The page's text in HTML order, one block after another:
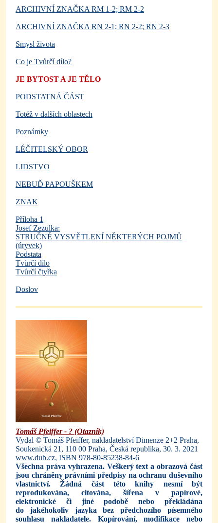
ARCHIVNÍ ZNAČKA RM 1-2; RM 2-2
ARCHIVNÍ ZNAČKA RN 2-1; RN 2-2; RN 2-3
Smysl života
Co je Tvůrčí dílo?
JE BYTOST A JE TĚLO
PODSTATNÁ ČÁST
Totéž v dalších oblastech
Poznámky
LÉČITELSKÝ OBOR
LIDSTVO
NEBUĎ PAPOUŠKEM
ZNAK
Příloha 1
Josef Zezulka:
STRUČNÉ VYSVĚTLENÍ NĚKTERÝCH POJMŮ
(úryvek)
Podstata
Tvůrčí dílo
Tvůrčí čtyřka
Doslov
Tomáš Pfeiffer - ? (Otazník)
Vydal © Tomáš Pfeiffer, nakladatelství Dimenze 2+2 Praha,
Soukenická 21, 110 00 Praha, Česká republika, 30. 3. 2021
www.dub.cz, ISBN 978-80-85238-84-6
Všechna práva vyhrazena. Veškerý text a obrazová část
jsou chráněny právními předpisy na ochranu duševního
vlastnictví. Žádná část této knihy nesmí být
reprodukována, citována, šířena v papírové,
elektronické či jiné podobě nebo překládána
do jakéhokoliv jazyka bez předchozího písemného
souhlasu nakladatele. Kopírování, modifikace nebo